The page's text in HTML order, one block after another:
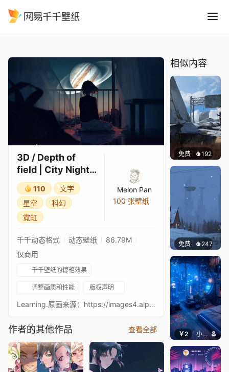
3D / Depth of
field | City Night
on Jupiter's Moon
| On my Own [
Lyrics - 東京喰種 -
トーキョーグー
110
文字
星空
科幻
霓虹
Melon Pan
100 张壁纸
千千动态格式 动态壁纸
86.79M
仅商用
千千壁纸的惊艳效果
调整画质和性能 版权声明
Learning.原画来源：https://images4.alphacoders.com/105/1055913.jpg
作者的其他作品 查看全部
相似内容
免费 192
免费 247
￥2 小皮球